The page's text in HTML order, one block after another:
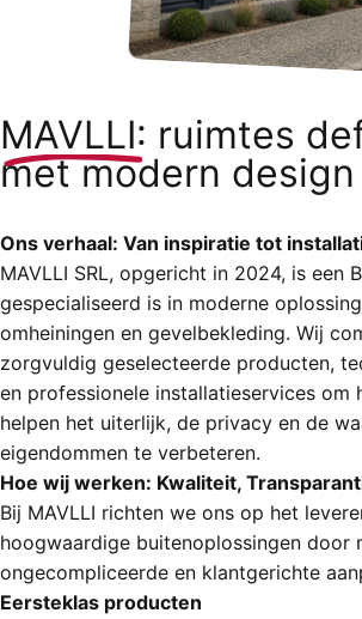
Het verhaal
winkel
MAVLLI: ruimtes
met modern design
Ons verhaal: Van inspiratie tot
MAVLLI SRL, opgericht in 2024, is een
gespecialiseerd is in moderne
omheiningen en gevelbekleding. Wij
zorgvuldig geselecteerde producten,
en professionele installatieservices om
helpen het uiterlijk, de privacy en de
eigendommen te verbeteren.
Hoe wij werken: Kwaliteit,
Bij MAVLLI richten we ons op het
hoogwaardige buitenoplossingen door
ongecompliceerde en klantgerichte
Eersteklas producten